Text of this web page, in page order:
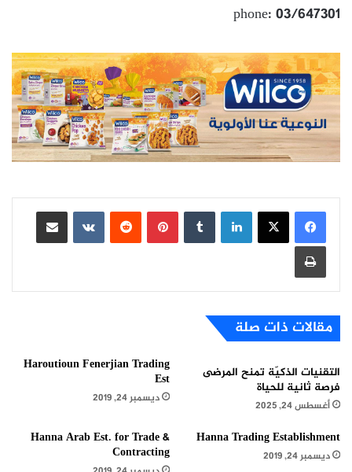
phone: 03/647301
لينكدإن بينتيريست
مشاركة عبر البريد
طباعة
مقالات ذات صلة
التقنيات الذكيّة تمنح المرضى
فرصة ثانية للحياة
أغسطس 24, 2025
Haroutioun Fenerjian Trading
Est
ديسمبر 24, 2019
Hanna Trading Establishment
ديسمبر 24, 2019
Hanna Arab Est. for Trade &
Contracting